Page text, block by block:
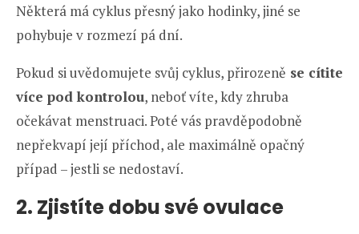
Některá má cyklus přesný jako hodinky, jiné se
pohybuje v rozmezí pá dní.
Pokud si uvědomujete svůj cyklus, přirozeně se cítite
více pod kontrolou, neboť víte, kdy zhruba
očekávat menstruaci. Poté vás pravděpodobně
nepřekvapí její příchod, ale maximálně opačný
případ – jestli se nedostaví.
2. Zjistíte dobu své ovulace